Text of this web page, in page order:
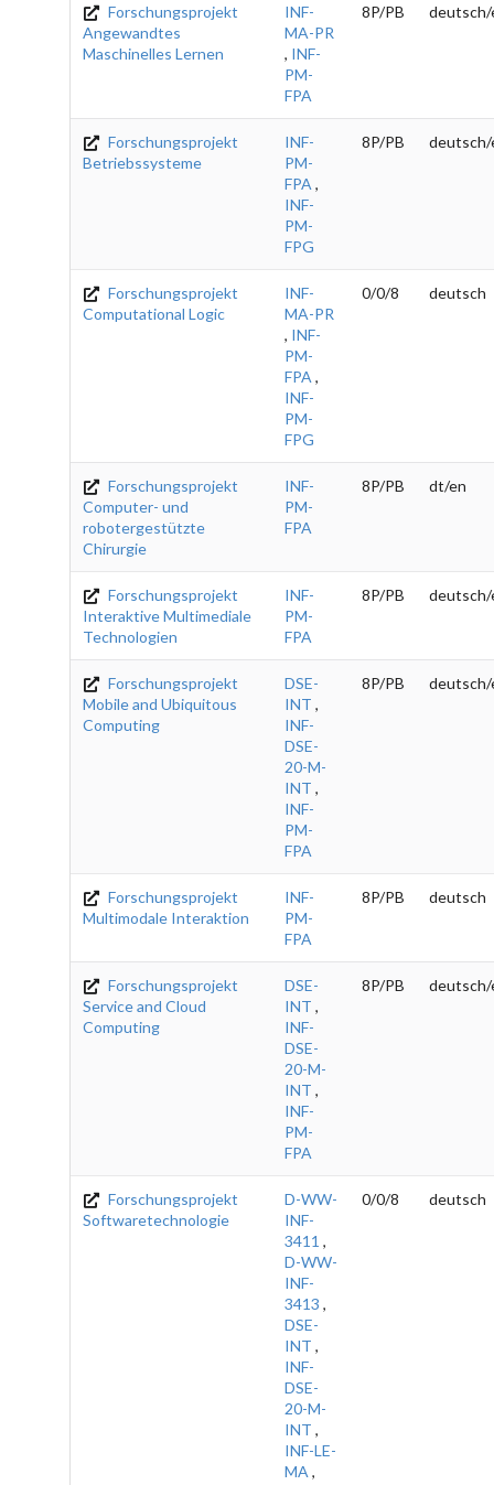
Forschungsprojekt
Angewandtes
Maschinelles Lernen
INF-
MA-PR
, INF-
PM-
FPA
8P/PB deutsch/
Forschungsprojekt
Betriebssysteme
INF-
PM-
FPA ,
INF-
PM-
FPG
8P/PB deutsch/
Forschungsprojekt
Computational Logic
INF-
MA-PR
, INF-
PM-
FPA ,
INF-
PM-
FPG
0/0/8 deutsch
Forschungsprojekt
Computer- und
robotergestützte
Chirurgie
INF-
PM-
FPA
8P/PB dt/en
Forschungsprojekt
Interaktive Multimediale
Technologien
INF-
PM-
FPA
8P/PB deutsch/
Forschungsprojekt
Mobile and Ubiquitous
Computing
DSE-
INT ,
INF-
DSE-
20-M-
INT ,
INF-
PM-
FPA
8P/PB deutsch/
Forschungsprojekt
Multimodale Interaktion
INF-
PM-
FPA
8P/PB deutsch
Forschungsprojekt
Service and Cloud
Computing
DSE-
INT ,
INF-
DSE-
20-M-
INT ,
INF-
PM-
FPA
8P/PB deutsch/
Forschungsprojekt
Softwaretechnologie
D-WW-
INF-
3411 ,
D-WW-
INF-
3413 ,
DSE-
INT ,
INF-
DSE-
20-M-
INT ,
INF-LE-
MA ,
0/0/8 deutsch